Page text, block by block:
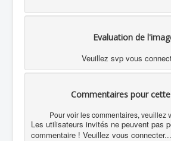
Evaluation de
Veuillez svp vous
Commentaires pour
Pour voir les commentaires, veuillez
Les utilisateurs invités ne peuvent pas
commentaire ! Veuillez vous connecter...